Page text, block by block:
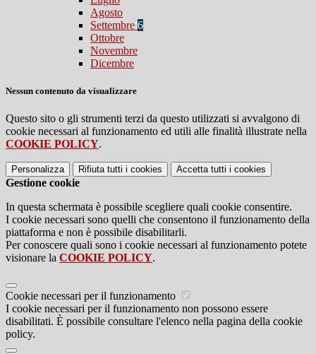
Agosto
Settembre 6
Ottobre
Novembre
Dicembre
Nessun contenuto da visualizzare
Questo sito o gli strumenti terzi da questo utilizzati si avvalgono di
cookie necessari al funzionamento ed utili alle finalità illustrate nella
COOKIE POLICY.
Personalizza Rifiuta tutti i cookies Accetta tutti i cookies
Gestione cookie
In questa schermata è possibile scegliere quali cookie consentire.
I cookie necessari sono quelli che consentono il funzionamento della
piattaforma e non è possibile disabilitarli.
Per conoscere quali sono i cookie necessari al funzionamento potete
visionare la COOKIE POLICY.
Cookie necessari per il funzionamento
I cookie necessari per il funzionamento non possono essere
disabilitati. È possibile consultare l'elenco nella pagina della cookie
policy.